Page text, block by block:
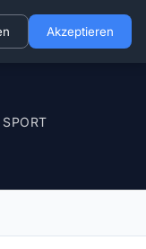
SPORT
Akzeptieren